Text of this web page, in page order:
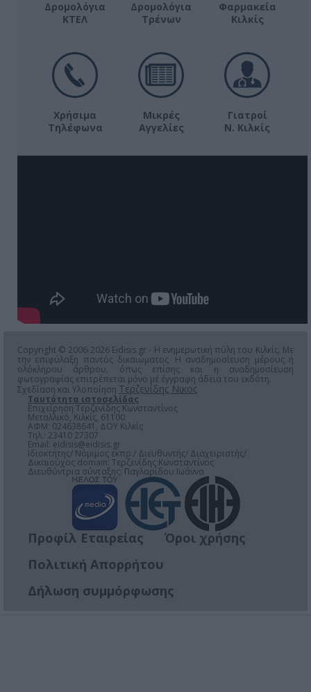
Δρομολόγια
ΚΤΕΛ
Δρομολόγια
Τρένων
Φαρμακεία
Κιλκίς
Χρήσιμα
Τηλέφωνα
Μικρές
Αγγελίες
Γιατροί
Ν. Κιλκίς
Copyright © 2006-2026 Eidisis.gr - Η ενημερωτική πύλη του Κιλκίς. Με
την επιφύλαξη παντός δικαιώματος. Η αναδημοσίευση μέρους ή
ολόκληρου άρθρου, όπως επίσης και η αναδημοσίευση
φωτογραφίας επιτρέπεται μόνο μέ έγγραφη άδεια του εκδότη.
Σχεδίαση και Υλοποίηση Τερζενίδης Νικος
Ταυτότητα ιστοσελίδας
Επιχείρηση Τερζενίδης Κωνσταντίνος
Μεταλλικό, Κιλκίς, 61100
ΑΦΜ: 024638641, ΔΟΥ Κιλκίς
Τηλ.: 23410 27307
Email: eidisis@eidisis.gr
Ιδιοκτήτης/ Νόμιμος εκπρ./ Διευθυντής/ Διαχειριστής/
Δικαιούχος domain: Τερζενίδης Κωνσταντίνος
Διευθύντρια σύνταξης: Παγλαρίδου Ιωάννα
Προφίλ Εταιρείας
Όροι χρήσης
Πολιτική Απορρήτου
Δήλωση συμμόρφωσης